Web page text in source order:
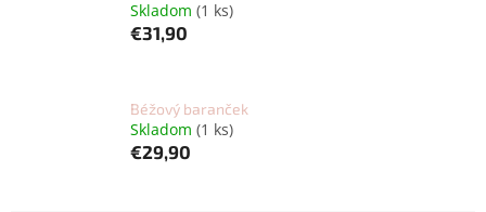
Skladom (1 ks)
€31,90
Béžový baranček
Skladom (1 ks)
€29,90